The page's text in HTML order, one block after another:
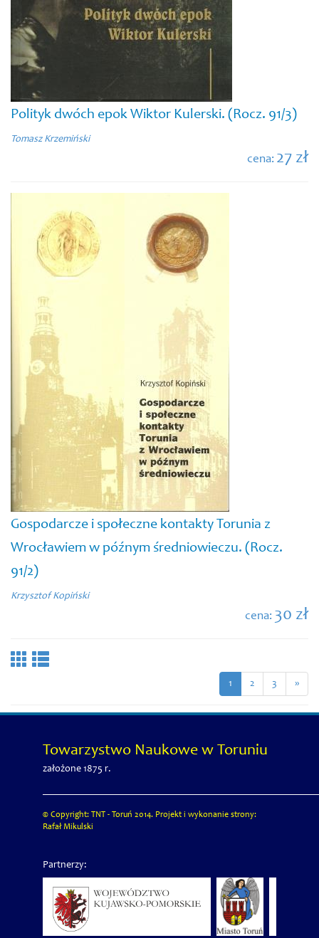
Polityk dwóch epok Wiktor Kulerski. (Rocz. 91/3)
Tomasz Krzemiński
cena: 27 zł
Gospodarcze i społeczne kontakty Torunia z
Wrocławiem w późnym średniowieczu. (Rocz.
91/2)
Krzysztof Kopiński
cena: 30 zł
1 2 3 »
Towarzystwo Naukowe w Toruniu
założone 1875 r.
© Copyright: TNT - Toruń 2014. Projekt i wykonanie strony:
Rafał Mikulski
Partnerzy: